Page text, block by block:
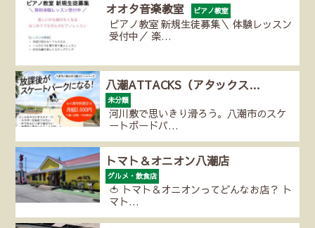
オオタ音楽教室 ピアノ教室
ピアノ教室 新規生徒募集＼ 体験レッスン
受付中／ 楽…
八潮ATTACKS（アタックス…
未分類
河川敷で思いきり滑ろう。八潮市のスケ
ートボードパ…
トマト＆オニオン八潮店
グルメ・飲食店
🍅 トマト＆オニオンってどんなお店？ ト
マト…